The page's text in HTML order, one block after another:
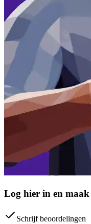
Log hier in en maak
Schrijf beoordelingen